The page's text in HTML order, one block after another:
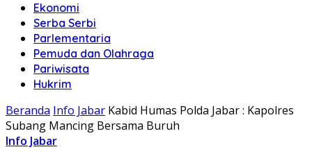
Ekonomi
Serba Serbi
Parlementaria
Pemuda dan Olahraga
Pariwisata
Hukrim
Beranda Info Jabar Kabid Humas Polda Jabar : Kapolres
Subang Mancing Bersama Buruh
Info Jabar